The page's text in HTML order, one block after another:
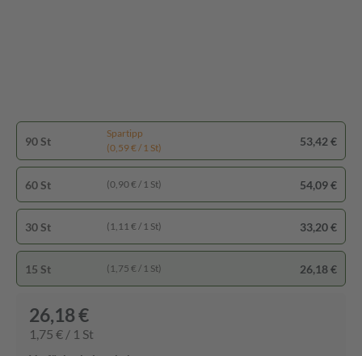
90 St
Spartipp
(0,59 € / 1 St)
53,42 €
60 St (0,90 € / 1 St) 54,09 €
30 St (1,11 € / 1 St) 33,20 €
15 St (1,75 € / 1 St) 26,18 €
26,18 €
1,75 € / 1 St